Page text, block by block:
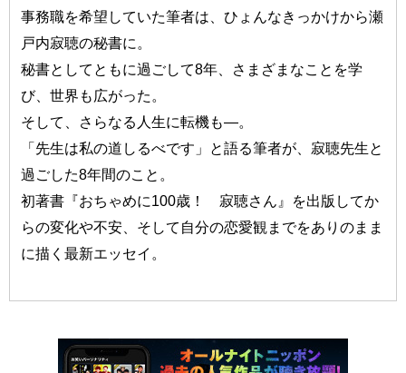
事務職を希望していた筆者は、ひょんなきっかけから瀬
戸内寂聴の秘書に。
秘書としてともに過ごして8年、さまざまなことを学
び、世界も広がった。
そして、さらなる人生に転機も—。
「先生は私の道しるべです」と語る筆者が、寂聴先生と
過ごした8年間のこと。
初著書『おちゃめに100歳！ 寂聴さん』を出版してか
らの変化や不安、そして自分の恋愛観までをありのまま
に描く最新エッセイ。